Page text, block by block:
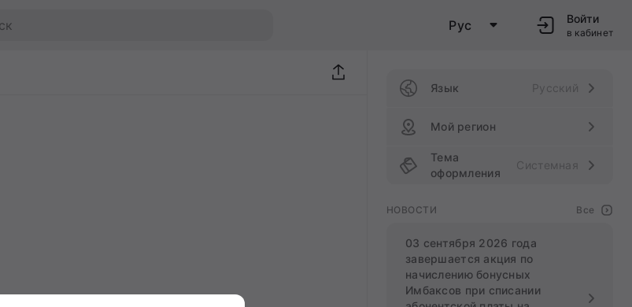
Рус Войти
в кабинет
Язык Русский
Мой регион
Тема
оформления
Системная
НОВОСТИ Все
03 сентября 2026 года
завершается акция по
начислению бонусных
Имбаксов при списании